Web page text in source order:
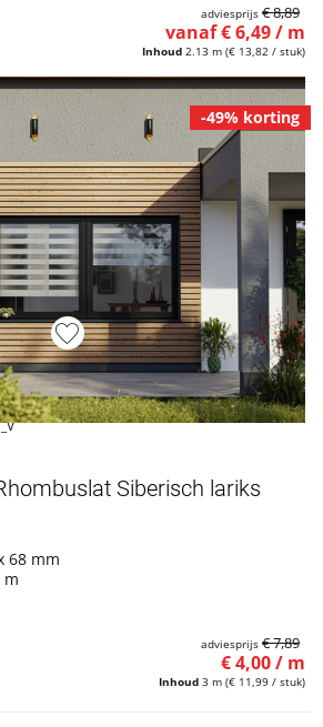
Inhoud 2.13 m (€ 13,82 / stuk)
vanaf € 6,49 / m
adviesprijs € 8,89
-49% korting
Siberisch lariks
68 mm
m
Inhoud 3 m (€ 11,99 / stuk)
€ 4,00 / m
adviesprijs € 7,89